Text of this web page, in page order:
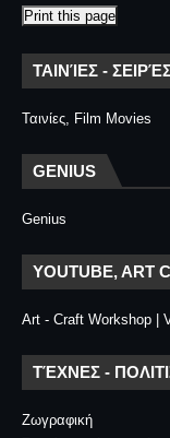
Print this page
ΤΑΙΝΊΕΣ -
Ταινίες, Film Movies
GENIUS
Genius
YOUTUBE, ART
Art - Craft Workshop |
ΤΈΧΝΕΣ -
Ζωγραφική